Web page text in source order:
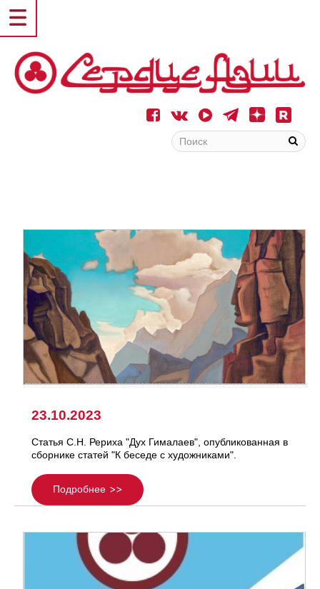
23.10.2023
Статья С.Н. Рериха "Дух Гималаев", опубликованная в
сборнике статей "К беседе с художниками".
Подробнее